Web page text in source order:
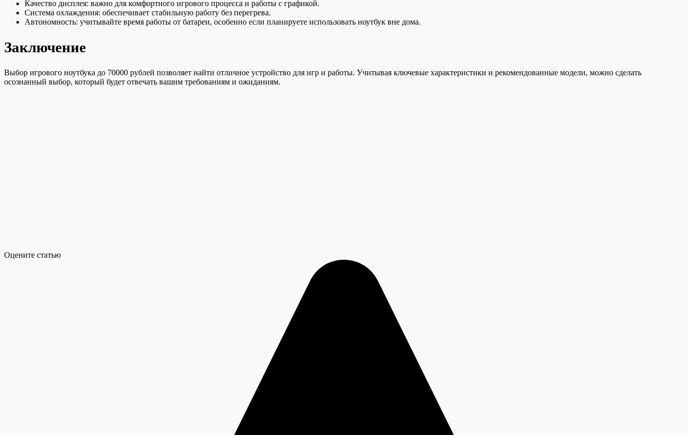
Качество дисплея: важно для комфортного игрового процесса и работы с графикой.
Система охлаждения: обеспечивает стабильную работу без перегрева.
Автономность: учитывайте время работы от батареи, особенно если планируете использовать ноутбук вне дома.
Заключение
Выбор игрового ноутбука до 70000 рублей позволяет найти отличное устройство для игр и работы. Учитывая ключевые характеристики и рекомендованные модели, можно сделать
осознанный выбор, который будет отвечать вашим требованиям и ожиданиям.
Оцените статью